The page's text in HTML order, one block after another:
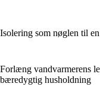
Isolering som nøglen til
Forlæng vandvarmerens
bæredygtig husholdning